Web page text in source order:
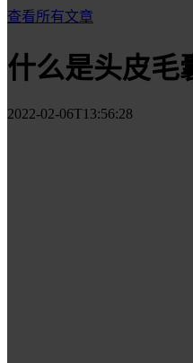
查看所有文章
什么是头皮毛
2022-02-06T13:56:28